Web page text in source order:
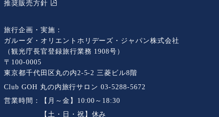
推奨販売⽅針
旅行企画・実施：
ガルーダ・オリエントホリデーズ・ジャパン株式会社
（観光庁長官登録旅行業務 1908号）
〒100-0005
東京都千代田区丸の内2-5-2 三菱ビル8階
Club GOH 丸の内旅行サロン 03-5288-5672
営業時間：
【月～金】10:00～18:30
【土・日・祝】休み